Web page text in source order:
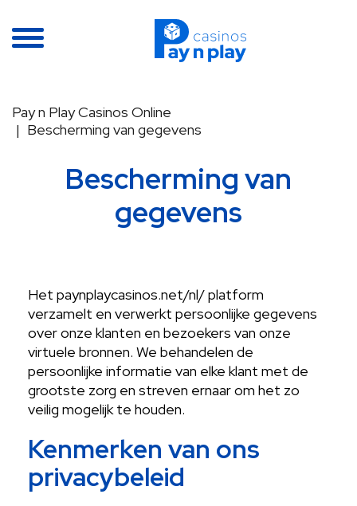
Pay n Play Casinos Online
Bescherming van gegevens
Bescherming van
gegevens
Het paynplaycasinos.net/nl/ platform
verzamelt en verwerkt persoonlijke gegevens
over onze klanten en bezoekers van onze
virtuele bronnen. We behandelen de
persoonlijke informatie van elke klant met de
grootste zorg en streven ernaar om het zo
veilig mogelijk te houden.
Kenmerken van ons
privacybeleid